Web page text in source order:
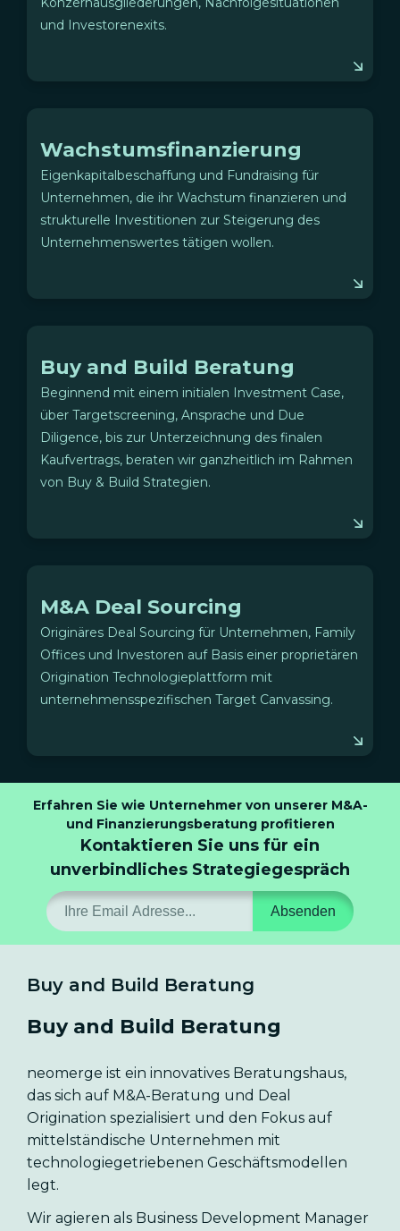
und Investorenexits.
Wachstumsfinanzierung
Eigenkapitalbeschaffung und Fundraising für
Unternehmen, die ihr Wachstum finanzieren und
strukturelle Investitionen zur Steigerung des
Unternehmenswertes tätigen wollen.
Buy and Build Beratung
Beginnend mit einem initialen Investment Case,
über Targetscreening, Ansprache und Due
Diligence, bis zur Unterzeichnung des finalen
Kaufvertrags, beraten wir ganzheitlich im Rahmen
von Buy & Build Strategien.
M&A Deal Sourcing
Originäres Deal Sourcing für Unternehmen, Family
Offices und Investoren auf Basis einer proprietären
Origination Technologieplattform mit
unternehmensspezifischen Target Canvassing.
Erfahren Sie wie Unternehmer von unserer M&A-
und Finanzierungsberatung profitieren
Kontaktieren Sie uns für ein
unverbindliches Strategiegespräch
Absenden
Buy and Build Beratung
Buy and Build Beratung
neomerge ist ein innovatives Beratungshaus,
das sich auf M&A-Beratung und Deal
Origination spezialisiert und den Fokus auf
mittelständische Unternehmen mit
technologiegetriebenen Geschäftsmodellen
legt.
Wir agieren als Business Development Manager